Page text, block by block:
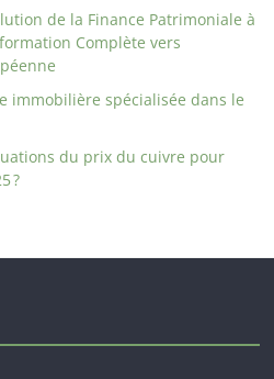
de la Finance Patrimoniale à
Complète vers
immobilière spécialisée dans le
du prix du cuivre pour
?